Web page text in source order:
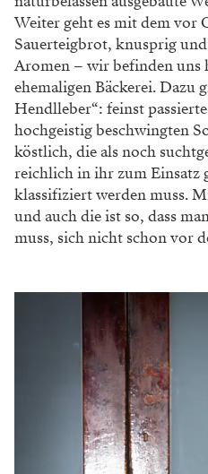
Der Abend beginnt deshalb
da darf die leichtfüßige
Makoru und Benjamin
gleich mit besonderer
Liebe zum Gemüse
der indischen Küche
knusprige, im Mund wie
frittiertem Grieß. Im
Tage einerseits mit schon
knackigem Spargel gefüllt
Emulsion aus der Haut
als Theaterfreund an
zweite Panburi hat gedörrte
sommerlichen Ernte des
Klostergarten (Laab im
frische Lauchmayonnaise
wehmütiger Gruß des